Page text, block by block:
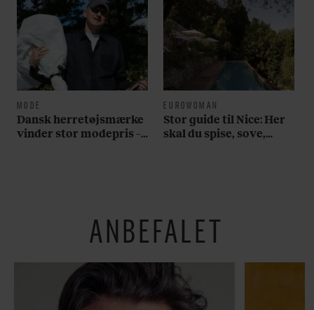
MODE
Dansk herretøjsmærke
vinder stor modepris –
EUROWOMAN
Stor guide til Nice: Her
skal du spise, sove,
ANBEFALET